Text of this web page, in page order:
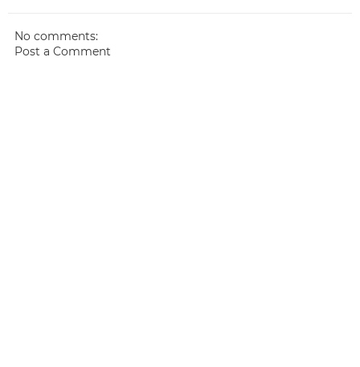
No comments:
Post a Comment